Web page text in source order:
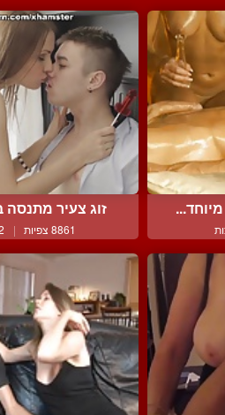
זוג צעיר מתנסה
8861 צפיות |
2